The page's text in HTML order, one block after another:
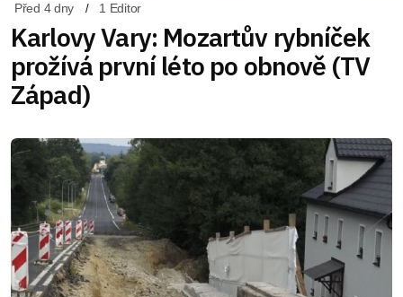
Před 4 dny 1 Editor
Karlovy Vary: Mozartův rybníček
prožívá první léto po obnově (TV
Západ)